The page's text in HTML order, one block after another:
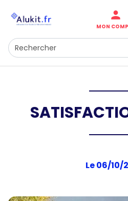
person
MON
Le 06/10/